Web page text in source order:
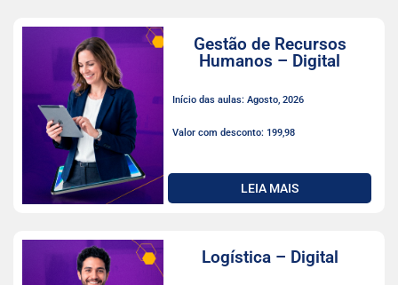
Gestão de Recursos
Humanos – Digital
Início das aulas: Agosto, 2026
Valor com desconto: 199,98
LEIA MAIS
Logística – Digital